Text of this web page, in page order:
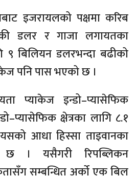
इजरायलको पक्षमा करिब
डलर र गाजा लगायतका
९ बिलियन डलरभन्दा बढीको
पनि पास भएको छ ।
प्याकेज इन्डो–प्यासेफिक
क्षेत्रका लागि ८.१
आधा हिस्सा ताइवानका
छ । यसैगरी रिपब्लिकन
सम्बन्धित अर्को एक बिल